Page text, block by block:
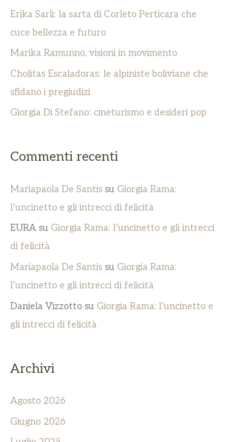
Erika Sarli: la sarta di Corleto Perticara che
cuce bellezza e futuro
Marika Ramunno, visioni in movimento
Cholitas Escaladoras: le alpiniste boliviane che
sfidano i pregiudizi
Giorgia Di Stefano: cineturismo e desideri pop
Commenti recenti
Mariapaola De Santis su Giorgia Rama:
l’uncinetto e gli intrecci di felicità
EURA su Giorgia Rama: l’uncinetto e gli intrecci
di felicità
Mariapaola De Santis su Giorgia Rama:
l’uncinetto e gli intrecci di felicità
Daniela Vizzotto su Giorgia Rama: l’uncinetto e
gli intrecci di felicità
Archivi
Agosto 2026
Giugno 2026